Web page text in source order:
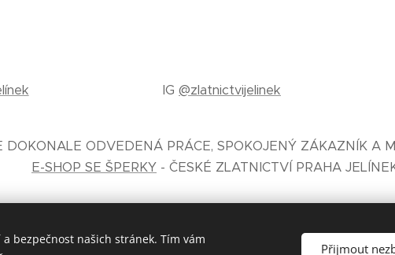
IG @zlatnictvijelinek
DOKONALE ODVEDENÁ PRÁCE, SPOKOJENÝ ZÁKAZNÍK A
E-SHOP SE ŠPERKY - ČESKÉ ZLATNICTVÍ PRAHA
bezpečnost našich stránek. Tím vám
Přijmout